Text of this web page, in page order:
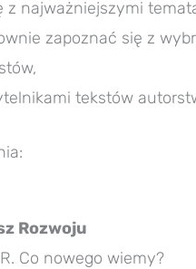
z najważniejszymi
zapoznać się z
tekstów
Rozwoju
Co nowego wiemy?